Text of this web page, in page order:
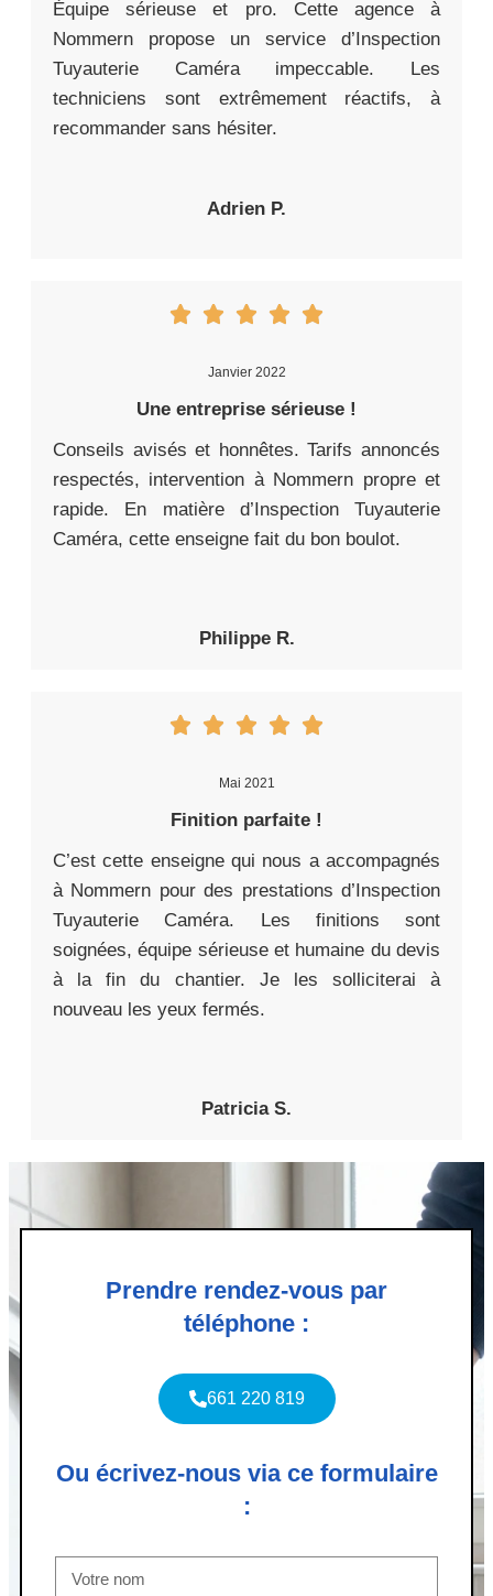
Équipe sérieuse et pro. Cette agence à
Nommern propose un service d’Inspection
Tuyauterie Caméra impeccable. Les
techniciens sont extrêmement réactifs, à
recommander sans hésiter.
Adrien P.
Janvier 2022
Une entreprise sérieuse !
Conseils avisés et honnêtes. Tarifs annoncés
respectés, intervention à Nommern propre et
rapide. En matière d’Inspection Tuyauterie
Caméra, cette enseigne fait du bon boulot.
Philippe R.
Mai 2021
Finition parfaite !
C’est cette enseigne qui nous a accompagnés
à Nommern pour des prestations d’Inspection
Tuyauterie Caméra. Les finitions sont
soignées, équipe sérieuse et humaine du devis
à la fin du chantier. Je les solliciterai à
nouveau les yeux fermés.
Patricia S.
Prendre rendez-vous par
téléphone :
661 220 819
Ou écrivez-nous via ce formulaire
: